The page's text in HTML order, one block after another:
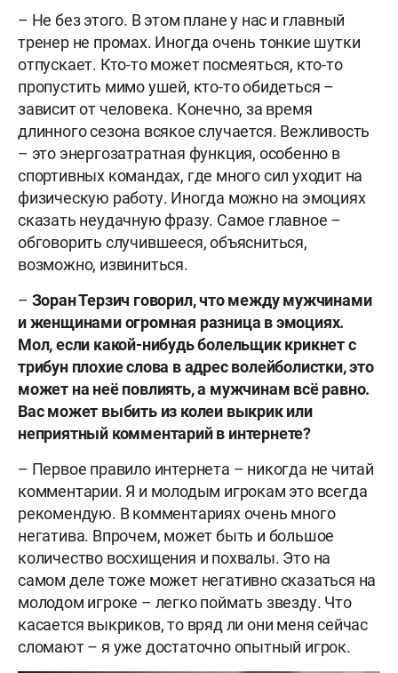
– Не без этого. В этом плане у нас и главный
тренер не промах. Иногда очень тонкие шутки
отпускает. Кто-то может посмеяться, кто-то
пропустить мимо ушей, кто-то обидеться –
зависит от человека. Конечно, за время
длинного сезона всякое случается. Вежливость
– это энергозатратная функция, особенно в
спортивных командах, где много сил уходит на
физическую работу. Иногда можно на эмоциях
сказать неудачную фразу. Самое главное –
обговорить случившееся, объясниться,
возможно, извиниться.
– Зоран Терзич говорил, что между мужчинами
и женщинами огромная разница в эмоциях.
Мол, если какой-нибудь болельщик крикнет с
трибун плохие слова в адрес волейболистки, это
может на неё повлиять, а мужчинам всё равно.
Вас может выбить из колеи выкрик или
неприятный комментарий в интернете?
– Первое правило интернета – никогда не читай
комментарии. Я и молодым игрокам это всегда
рекомендую. В комментариях очень много
негатива. Впрочем, может быть и большое
количество восхищения и похвалы. Это на
самом деле тоже может негативно сказаться на
молодом игроке – легко поймать звезду. Что
касается выкриков, то вряд ли они меня сейчас
сломают – я уже достаточно опытный игрок.